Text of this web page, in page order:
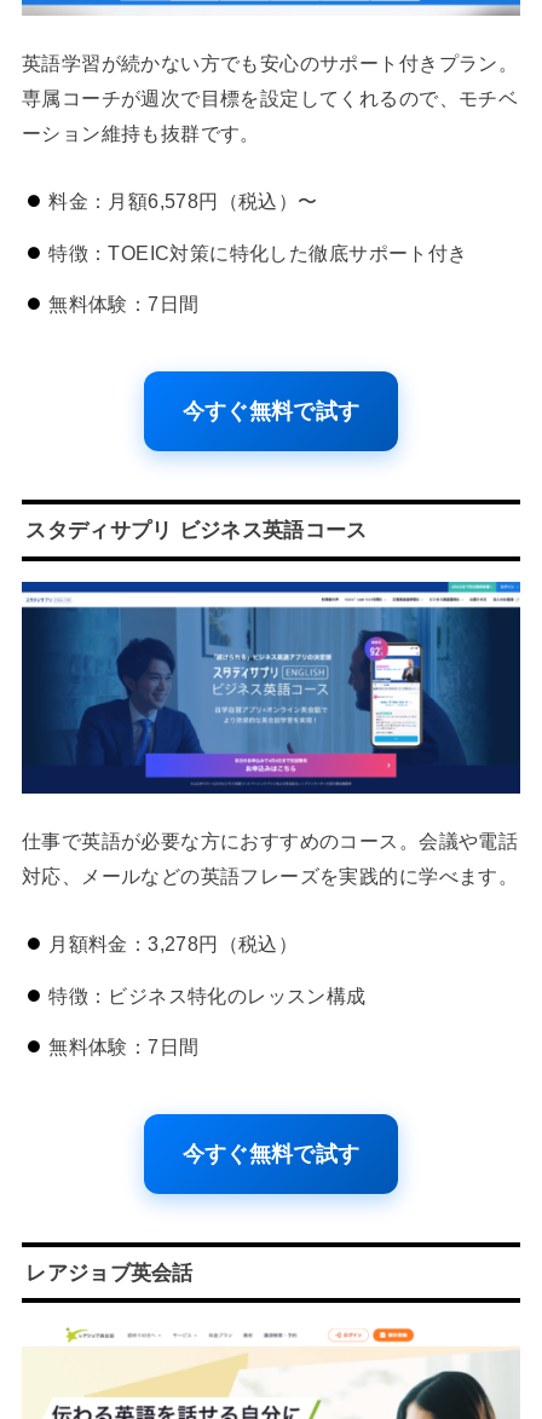
英語学習が続かない方でも安心のサポート付きプラン。
専属コーチが週次で目標を設定してくれるので、モチベ
ーション維持も抜群です。
料金：月額6,578円（税込）〜
特徴：TOEIC対策に特化した徹底サポート付き
無料体験：7日間
今すぐ無料で試す
スタディサプリ ビジネス英語コース
仕事で英語が必要な方におすすめのコース。会議や電話
対応、メールなどの英語フレーズを実践的に学べます。
月額料金：3,278円（税込）
特徴：ビジネス特化のレッスン構成
無料体験：7日間
今すぐ無料で試す
レアジョブ英会話